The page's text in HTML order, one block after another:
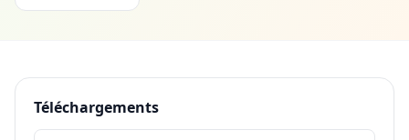
Téléchargements